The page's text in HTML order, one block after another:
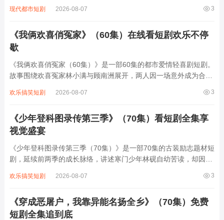
生。面对昔日部下被欺压、敌国细作渗透等危机，萧承渊白天在工
3
现代都市短剧 2026-08-07
《我俩欢喜俏冤家》（60集）在线看短剧欢乐不停
歇
《我俩欢喜俏冤家（60集）》是一部60集的都市爱情轻喜剧短剧。
故事围绕欢喜冤家林小满与顾南洲展开，两人因一场意外成为合租
的插画师，顾南洲则是毒舌傲娇的金融精英，日常斗嘴中碰撞出无
3
欢乐搞笑短剧 2026-08-07
《少年登科图录传第三季》（70集）看短剧全集享
视觉盛宴
《少年登科图录传第三季（70集）》是一部70集的古装励志题材短
剧，延续前两季的成长脉络，讲述寒门少年林砚自幼苦读，却因家
科举之路上披荆斩棘，从乡试到殿试层层突围，更在京城结识了志
3
欢乐搞笑短剧 2026-08-07
《穿成恶屠户，我靠异能名扬全乡》（70集）免费
短剧全集追到底